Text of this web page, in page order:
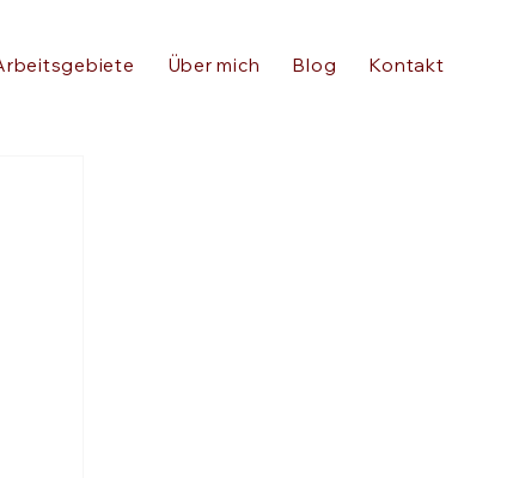
Über mich Blog Kontakt